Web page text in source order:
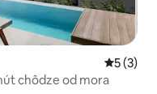
5 (3)
chôdze od mora